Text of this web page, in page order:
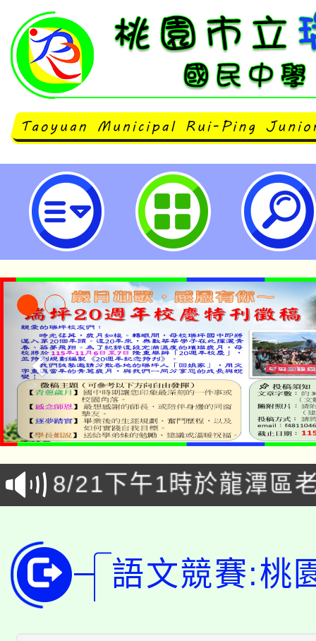
桃園市立瑞坪國民中學
「本色祭」8/29、30在
場熱烈登場!
8/21下午1時於龍潭區
YOUNG桃局內行報名
局官網。
8月14至27日，桃園電
開!
115年桃園市運動會8/
語文競賽:桃